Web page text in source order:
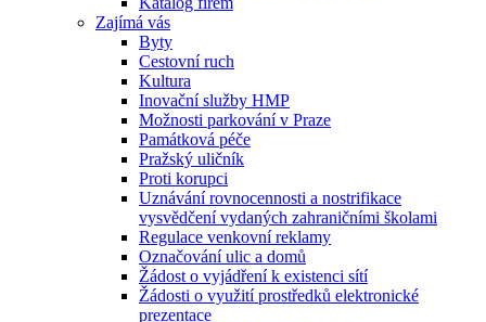
Zajímá vás
Byty
Cestovní ruch
Kultura
Inovační služby HMP
Možnosti parkování v Praze
Památková péče
Pražský uličník
Proti korupci
Uznávání rovnocennosti a nostrifikace
vysvědčení vydaných zahraničními školami
Regulace venkovní reklamy
Označování ulic a domů
Žádost o vyjádření k existenci sítí
Žádosti o využití prostředků elektronické
prezentace